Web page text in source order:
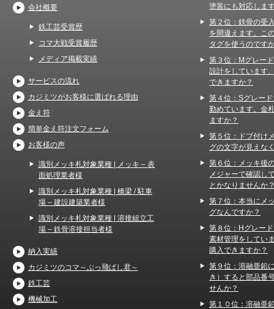
会社概要
鉄工芸受賞歴
コマ大戦受賞履歴
メディア掲載実績
サービスの流れ
カジミツがお客様に選ばれる理由
金え符
簡単金え符注文フォーム
お客様の声
識別メッキ札対象業種 | メッキ – 表
面処理業者様
識別メッキ札対象業種 | 橋梁 / 駐車
場 – 建設建築業者様
識別メッキ札対象業種 | 溶接組立工
場 – 鉄骨溶接担当者様
納入実績
カジミツのコマ～ぶっ飛ばし君～
鉄工芸
機械加工
塗装にも対応しま
第２位：鉄骨の受
を間違えます。こ
タグを使うのです
第３位：Mグレー
設計をしています
できますか？
第４位：Sグレー
勤めています。金
ますか？
第５位：ドブ付け
グの文字が見えな
第６位：メッキ後
メジャーで確認し
とかなりませんか
第７位：本当にメ
グなんですか？
第８位：Hグレー
素材管理をしてい
購入できますか？
第９位：溶融亜鉛
き）すると部品番
せんか？
第１０位：溶融亜